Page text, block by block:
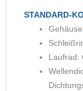
STANDARD-
Laufrad: